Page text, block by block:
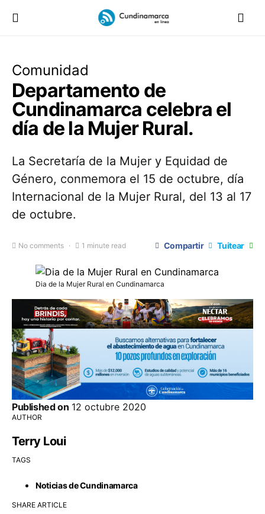
Comunidad
Departamento de
Cundinamarca celebra el
día de la Mujer Rural.
La Secretaría de la Mujer y Equidad de
Género, conmemora el 15 de octubre, día
Internacional de la Mujer Rural, del 13 al 17
de octubre.
No comments 1 minute read Compartir Tuitear
Dia de la Mujer Rural en Cundinamarca
Published on 12 octubre 2020
AUTHOR
Terry Loui
TAGS
Noticias de Cundinamarca
SHARE ARTICLE